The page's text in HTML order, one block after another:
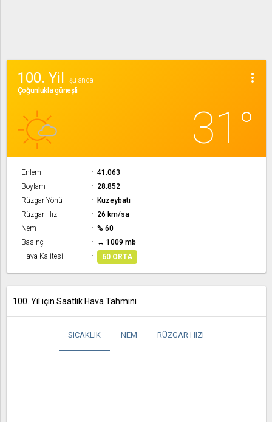
more_vert
100. Yil
şu anda
Çoğunlukla güneşli
31°
Enlem
41.063
Boylam
28.852
Rüzgar Yönü
Kuzeybatı
Rüzgar Hızı
26 km/sa
Nem
% 60
Basınç
↔ 1009 mb
Hava Kalitesi
60 ORTA
100. Yil için Saatlik Hava Tahmini
SICAKLIK NEM RÜZGAR HIZI